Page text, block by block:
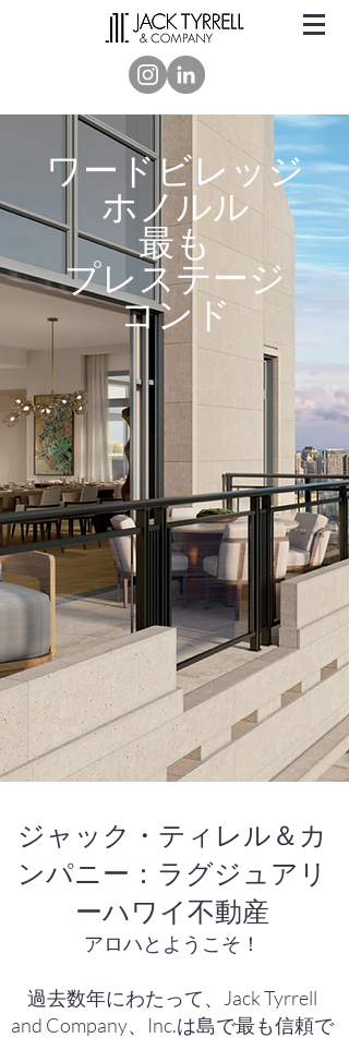
ワードビレッジ
ホノルル
最も
プレステージ
コンド
ジャック・ティレル＆カ
ンパニー：ラグジュアリ
ーハワイ不動産
アロハとようこそ！
過去数年にわたって、Jack Tyrrell
and Company、Inc.は島で最も信頼で